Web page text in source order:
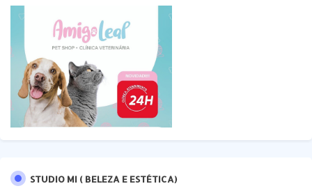
STUDIO MI ( BELEZA E ESTÉTICA)